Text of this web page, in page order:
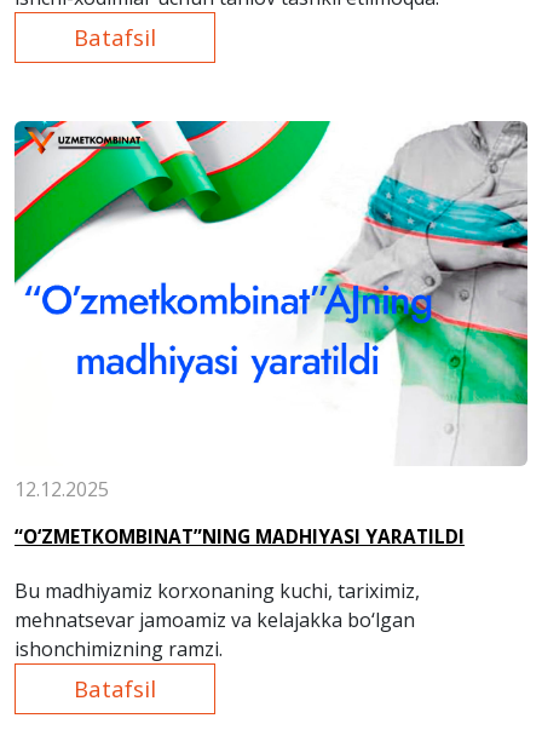
Batafsil
12.12.2025
“O‘ZMETKOMBINAT”NING MADHIYASI YARATILDI
Bu madhiyamiz korxonaning kuchi, tariximiz,
mehnatsevar jamoamiz va kelajakka bo‘lgan
ishonchimizning ramzi.
Batafsil